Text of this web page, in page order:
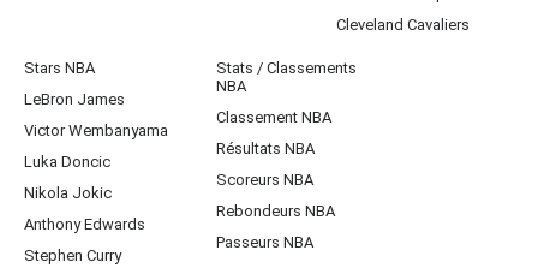
Cleveland Cavaliers
Stars NBA
LeBron James
Victor Wembanyama
Luka Doncic
Nikola Jokic
Anthony Edwards
Stephen Curry
Stats / Classements
NBA
Classement NBA
Résultats NBA
Scoreurs NBA
Rebondeurs NBA
Passeurs NBA